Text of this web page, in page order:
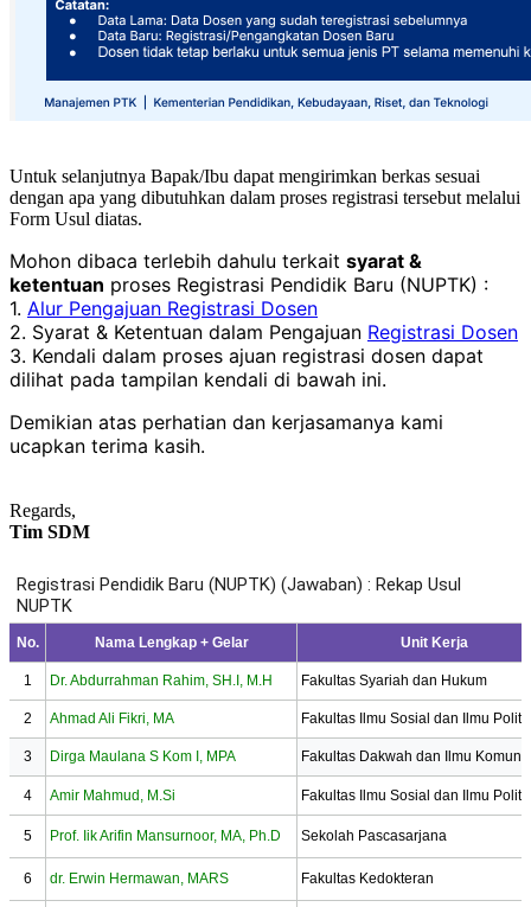
Untuk selanjutnya Bapak/Ibu dapat mengirimkan berkas sesuai
dengan apa yang dibutuhkan dalam proses registrasi tersebut melalui
Form Usul diatas.
Mohon dibaca terlebih dahulu terkait syarat &
ketentuan proses Registrasi Pendidik Baru (NUPTK) :
1. Alur Pengajuan Registrasi Dosen
2. Syarat & Ketentuan dalam Pengajuan Registrasi Dosen
3. Kendali dalam proses ajuan registrasi dosen dapat
dilihat pada tampilan kendali di bawah ini.
Demikian atas perhatian dan kerjasamanya kami
ucapkan terima kasih.
Regards,
Tim SDM